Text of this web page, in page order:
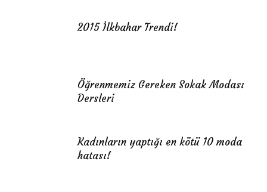
2015 İlkbahar Trendi!
Öğrenmemiz Gereken Sokak Modası
Dersleri
Kadınların yaptığı en kötü 10 moda
hatası!